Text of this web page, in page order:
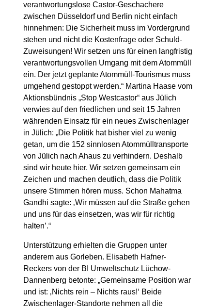
verantwortungslose Castor-Geschachere
zwischen Düsseldorf und Berlin nicht einfach
hinnehmen: Die Sicherheit muss im Vordergrund
stehen und nicht die Kostenfrage oder Schuld-
Zuweisungen! Wir setzen uns für einen langfristig
verantwortungsvollen Umgang mit dem Atommüll
ein. Der jetzt geplante Atommüll-Tourismus muss
umgehend gestoppt werden.“ Martina Haase vom
Aktionsbündnis „Stop Westcastor“ aus Jülich
verwies auf den friedlichen und seit 15 Jahren
währenden Einsatz für ein neues Zwischenlager
in Jülich: „Die Politik hat bisher viel zu wenig
getan, um die 152 sinnlosen Atommülltransporte
von Jülich nach Ahaus zu verhindern. Deshalb
sind wir heute hier. Wir setzen gemeinsam ein
Zeichen und machen deutlich, dass die Politik
unsere Stimmen hören muss. Schon Mahatma
Gandhi sagte: ‚Wir müssen auf die Straße gehen
und uns für das einsetzen, was wir für richtig
halten’.“
Unterstützung erhielten die Gruppen unter
anderem aus Gorleben. Elisabeth Hafner-
Reckers von der BI Umweltschutz Lüchow-
Dannenberg betonte: „Gemeinsame Position war
und ist: ‚Nichts rein – Nichts raus!‘ Beide
Zwischenlager-Standorte nehmen all die